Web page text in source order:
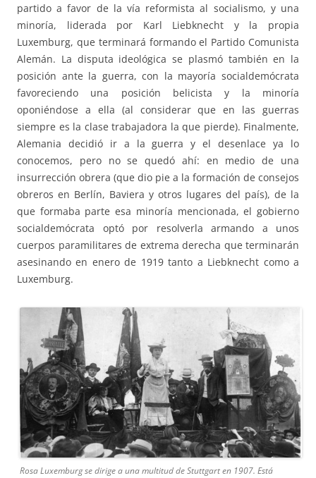
partido a favor de la vía reformista al socialismo, y una
minoría, liderada por Karl Liebknecht y la propia
Luxemburg, que terminará formando el Partido Comunista
Alemán. La disputa ideológica se plasmó también en la
posición ante la guerra, con la mayoría socialdemócrata
favoreciendo una posición belicista y la minoría
oponiéndose a ella (al considerar que en las guerras
siempre es la clase trabajadora la que pierde). Finalmente,
Alemania decidió ir a la guerra y el desenlace ya lo
conocemos, pero no se quedó ahí: en medio de una
insurrección obrera (que dio pie a la formación de consejos
obreros en Berlín, Baviera y otros lugares del país), de la
que formaba parte esa minoría mencionada, el gobierno
socialdemócrata optó por resolverla armando a unos
cuerpos paramilitares de extrema derecha que terminarán
asesinando en enero de 1919 tanto a Liebknecht como a
Luxemburg.
Rosa Luxemburg se dirige a una multitud de Stuttgart en 1907. Está